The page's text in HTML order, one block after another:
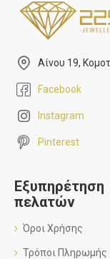
Αίνου 19,
Facebook
Instagram
Pinterest
Εξυπηρέτηση
πελατών
Όροι Χρήσης
Τρόποι Πληρωμής